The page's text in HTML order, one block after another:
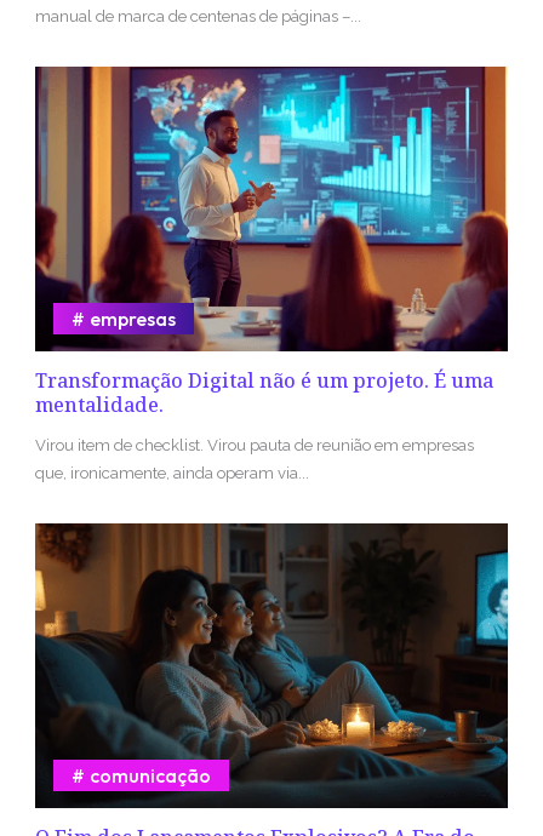
manual de marca de centenas de páginas –...
Transformação Digital não é um projeto. É uma
mentalidade.
empresas
Virou item de checklist. Virou pauta de reunião em empresas
que, ironicamente, ainda operam via...
comunicação